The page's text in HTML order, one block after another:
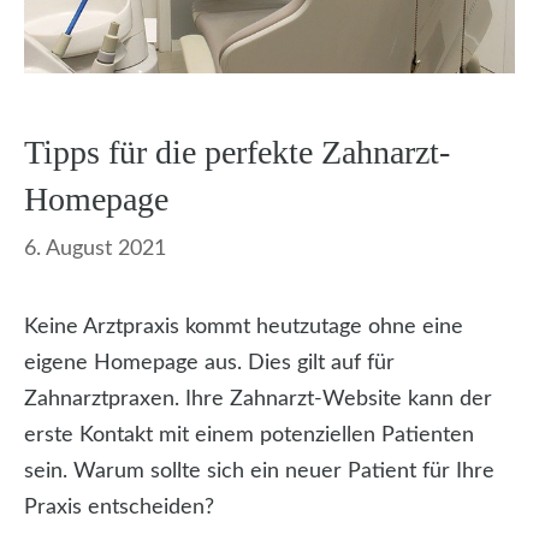
Tipps für die perfekte Zahnarzt-
Homepage
6. August 2021
Keine Arztpraxis kommt heutzutage ohne eine
eigene Homepage aus. Dies gilt auf für
Zahnarztpraxen. Ihre Zahnarzt-Website kann der
erste Kontakt mit einem potenziellen Patienten
sein. Warum sollte sich ein neuer Patient für Ihre
Praxis entscheiden?